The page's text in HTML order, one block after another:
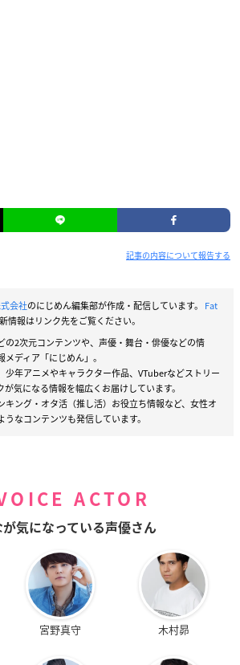
記事の内容について報告する
会社のにじめん編集部が作成・配信しています。 Fat
情報はリンク先をご覧ください。
の2次元コンテンツや、声優・舞台・俳優などの情
ディア「にじめん」。
少年アニメやキャラクター作品、VTuberなどストリー
気になる情報を幅広くお届けしています。
キング・オタ活（推し活）お役立ち情報など、女性オ
なコンテンツも発信しています。
ACTOR
が気になっている声優さん
宮野真守 木村昴